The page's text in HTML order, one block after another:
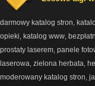
darmowy katalog stron
opieki
katalog www
prostaty laserem panele
laserowa zielona herbata
moderowany katalog stron